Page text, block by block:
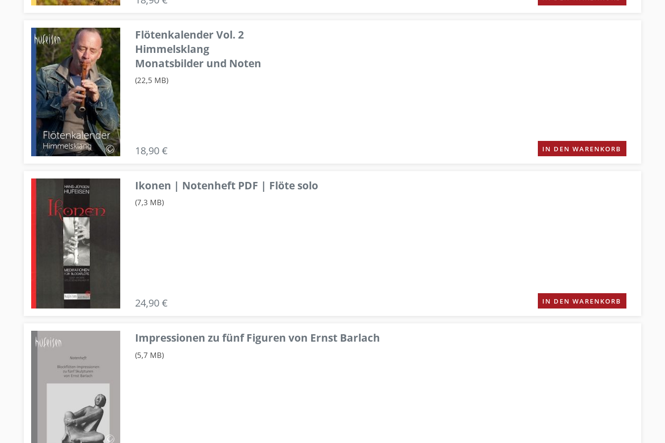
Flötenkalender Vol. 2
Himmelsklang
Monatsbilder und Noten
(22,5 MB)
18,90 € IN DEN WARENKORB
Ikonen | Notenheft PDF | Flöte solo
(7,3 MB)
24,90 € IN DEN WARENKORB
Impressionen zu fünf Figuren von Ernst Barlach
(5,7 MB)